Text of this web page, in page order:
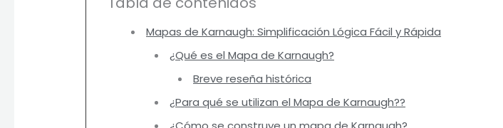
Mapas de Karnaugh: Simplificación Lógica Fácil y Rápida
¿Qué es el Mapa de Karnaugh?
Breve reseña histórica
¿Para qué se utilizan el Mapa de Karnaugh??